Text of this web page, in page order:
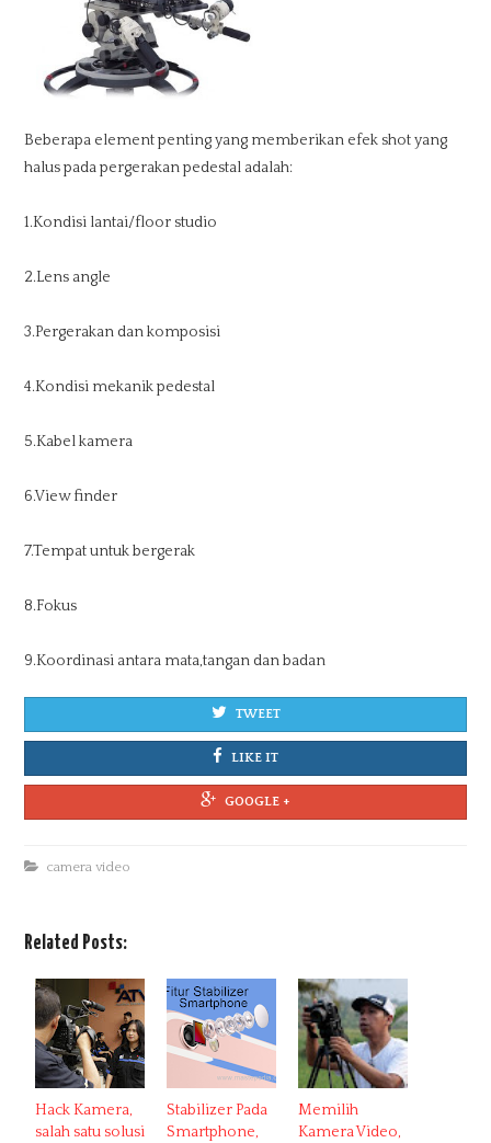
Beberapa element penting yang memberikan efek shot yang
halus pada pergerakan pedestal adalah:
1.Kondisi lantai/floor studio
2.Lens angle
3.Pergerakan dan komposisi
4.Kondisi mekanik pedestal
5.Kabel kamera
6.View finder
7.Tempat untuk bergerak
8.Fokus
9.Koordinasi antara mata,tangan dan badan
TWEET
LIKE IT
GOOGLE +
camera video
Related Posts:
Hack Kamera,
salah satu solusi
Stabilizer Pada
Smartphone,
Memilih
Kamera Video,